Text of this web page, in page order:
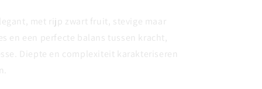
met rijp zwart fruit, stevige maar
en een perfecte balans tussen kracht,
Diepte en complexiteit karakteriseren